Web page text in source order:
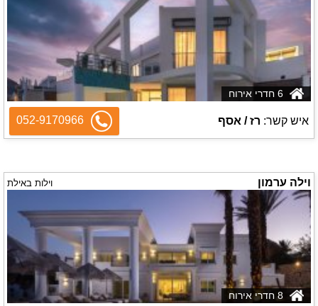
איש קשר: רז / אסף 052-9170966
וילה ערמון וילות באילת